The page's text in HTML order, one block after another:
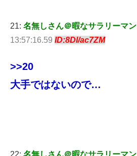
21: 名無しさん＠暇なサラリーマン
13:57:16.59 ID:8Dl/ac7ZM
>>20
大手ではないので…
22: 名無しさん＠暇なサラリーマン